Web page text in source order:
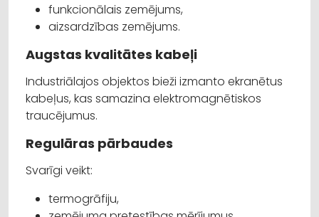
funkcionālais zemējums,
aizsardzības zemējums.
Augstas kvalitātes kabeļi
Industriālajos objektos bieži izmanto ekranētus
kabeļus, kas samazina elektromagnētiskos
traucējumus.
Regulāras pārbaudes
Svarīgi veikt:
termogrāfiju,